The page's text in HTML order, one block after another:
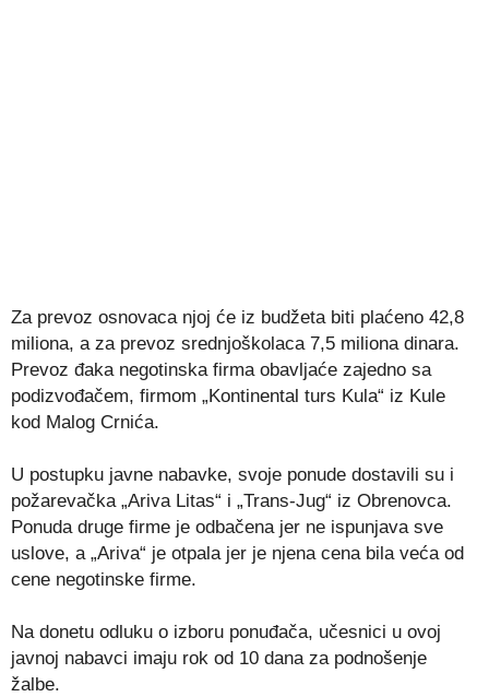
Za prevoz osnovaca njoj će iz budžeta biti plaćeno 42,8
miliona, a za prevoz srednjoškolaca 7,5 miliona dinara.
Prevoz đaka negotinska firma obavljaće zajedno sa
podizvođačem, firmom „Kontinental turs Kula“ iz Kule
kod Malog Crnića.
U postupku javne nabavke, svoje ponude dostavili su i
požarevačka „Ariva Litas“ i „Trans-Jug“ iz Obrenovca.
Ponuda druge firme je odbačena jer ne ispunjava sve
uslove, a „Ariva“ je otpala jer je njena cena bila veća od
cene negotinske firme.
Na donetu odluku o izboru ponuđača, učesnici u ovoj
javnoj nabavci imaju rok od 10 dana za podnošenje
žalbe.